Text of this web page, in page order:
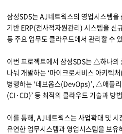
투자정보
뉴스룸
이벤트/웨비나
채용
고객 지원
삼성SDS는 AJ네트웍스의 영업시스템
기반 ERP(전사적자원관리) 시스템을 신
등 주요 업무도 클라우드에서 관리할 수
이번 프로젝트에서 삼성SDS는 △하나의
나눠 개발하는 ‘마이크로서비스 아키텍
병행하는 ‘데브옵스(DevOps)’, △애플
(CI·CD)’ 등 최적의 클라우드 기술과 방
이를 통해, AJ네트웍스는 사업확대 및
유연한 업무시스템과 영업시스템을 보유